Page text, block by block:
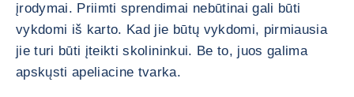
įrodymai. Priimti sprendimai nebūtinai gali būti
vykdomi iš karto. Kad jie būtų vykdomi, pirmiausia
jie turi būti įteikti skolininkui. Be to, juos galima
apskųsti apeliacine tvarka.